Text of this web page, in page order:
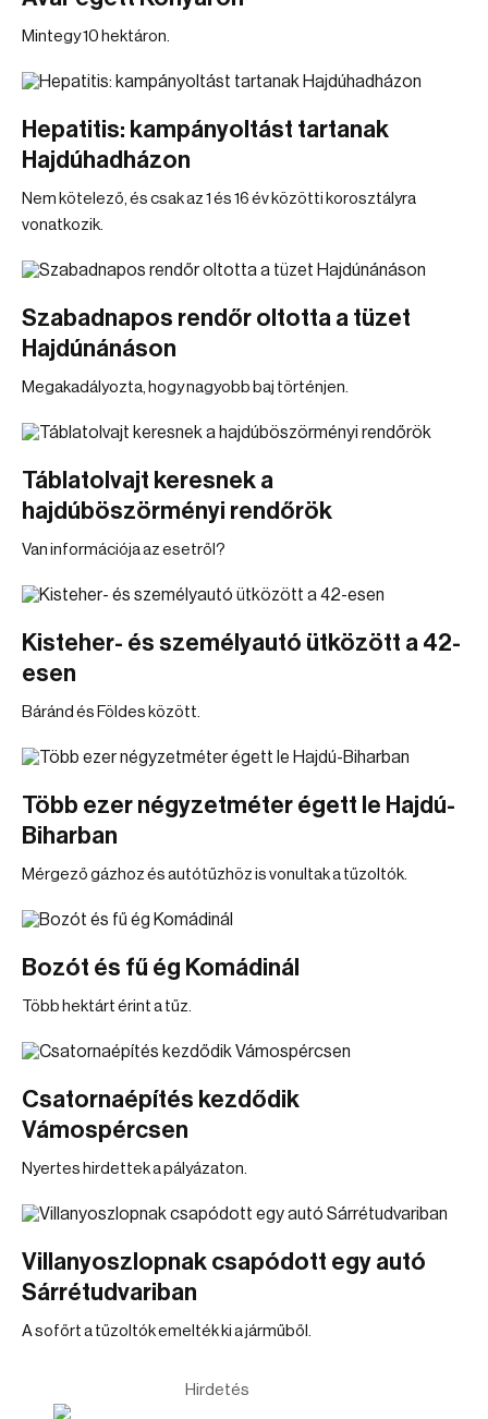
Mintegy 10 hektáron.
Hepatitis: kampányoltást tartanak
Hajdúhadházon
Nem kötelező, és csak az 1 és 16 év közötti korosztályra
vonatkozik.
Szabadnapos rendőr oltotta a tüzet
Hajdúnánáson
Megakadályozta, hogy nagyobb baj történjen.
Táblatolvajt keresnek a
hajdúböszörményi rendőrök
Van információja az esetről?
Kisteher- és személyautó ütközött a 42-
esen
Báránd és Földes között.
Több ezer négyzetméter égett le Hajdú-
Biharban
Mérgező gázhoz és autótűzhöz is vonultak a tűzoltók.
Bozót és fű ég Komádinál
Több hektárt érint a tűz.
Csatornaépítés kezdődik
Vámospércsen
Nyertes hirdettek a pályázaton.
Villanyoszlopnak csapódott egy autó
Sárrétudvariban
A sofőrt a tűzoltók emelték ki a járműből.
Hirdetés